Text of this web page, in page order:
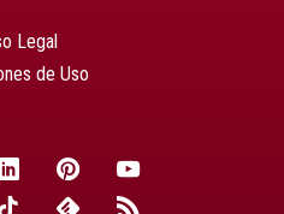
Legal
de Uso